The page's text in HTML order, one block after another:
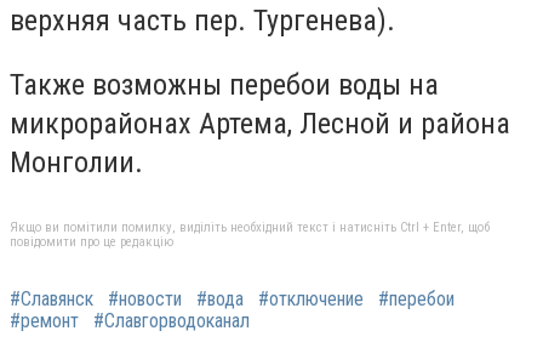
верхняя часть пер. Тургенева).
Также возможны перебои воды на
микрорайонах Артема, Лесной и района
Монголии.
Якщо ви помітили помилку, виділіть необхідний текст і натисніть Ctrl + Enter, щоб
повідомити про це редакцію
#Славянск #новости #вода #отключение
#перебои
#ремонт
#Славгорводоканал